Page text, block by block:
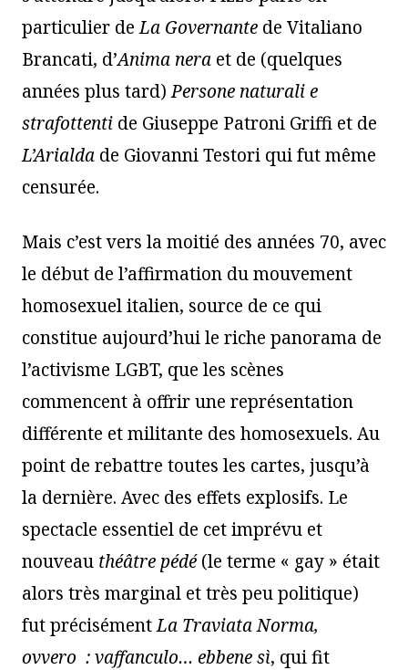
particulier deLa Governante de Vitaliano
Brancati, d’Anima nera et de (quelques
années plus tard)Persone naturali e
strafottenti de Giuseppe Patroni Griffi et de
L’Arialda de Giovanni Testori qui fut même
censurée.
Mais c’est vers la moitié des années 70, avec
le début de l’affirmation du mouvement
homosexuel italien, source de ce qui
constitue aujourd’hui le riche panorama de
l’activisme LGBT, que les scènes
commencent à offrir une représentation
différente et militante des homosexuels. Au
point de rebattre toutes les cartes, jusqu’à
la dernière. Avec des effets explosifs. Le
spectacle essentiel de cet imprévu et
nouveau théâtre pédé(le terme « gay » était
alors très marginal et très peu politique)
fut précisémentLa Traviata Norma,
ovvero : vaffanculo… ebbene sì, qui fit